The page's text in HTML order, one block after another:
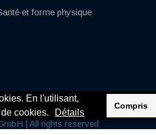
En l'utilisant,
cookies.
Détails
Compris
et forme physique
| All rights reserved